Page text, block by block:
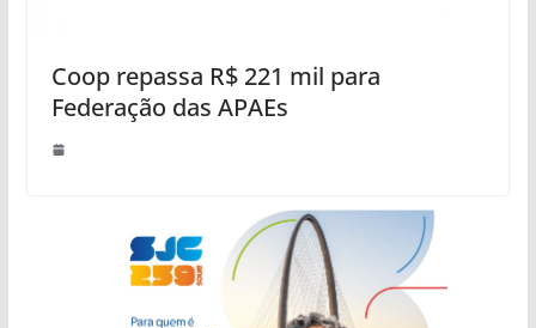
Coop repassa R$ 221 mil para
Federação das APAEs